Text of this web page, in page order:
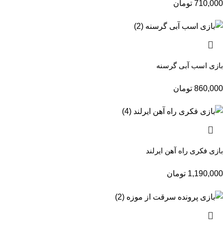
710,000 تومان
بازی اسب آبی گرسنه
860,000 تومان
بازی فکری راه آهن ایرلند
1,190,000 تومان